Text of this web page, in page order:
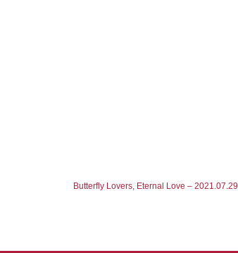
Butterfly Lovers, Eternal Love – 2021.07.29